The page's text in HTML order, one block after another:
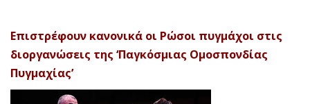
Επιστρέφουν κανονικά οι Ρώσοι πυγμάχοι στις
διοργανώσεις της ‘Παγκόσμιας Ομοσπονδίας
Πυγμαχίας’